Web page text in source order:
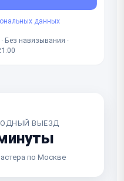
данных
Без навязывания ·
ВЫЕЗД
по Москве